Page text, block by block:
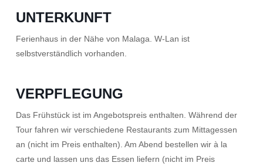
UNTERKUNFT
Ferienhaus in der Nähe von Malaga. W-Lan ist
selbstverständlich vorhanden.
VERPFLEGUNG
Das Frühstück ist im Angebotspreis enthalten. Während der
Tour fahren wir verschiedene Restaurants zum Mittagessen
an (nicht im Preis enthalten). Am Abend bestellen wir à la
carte und lassen uns das Essen liefern (nicht im Preis